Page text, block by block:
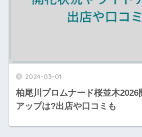
2024-03-01
柏尾川プロムナード桜並木2026
アップは?出店や口コミも